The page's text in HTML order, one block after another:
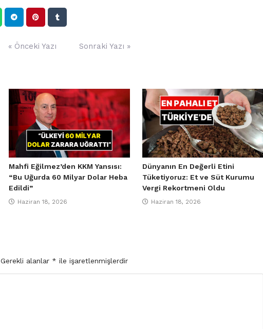
« Önceki Yazı Sonraki Yazı »
Mahfi Eğilmez’den KKM Yansısı:
“Bu Uğurda 60 Milyar Dolar Heba
Edildi”
Haziran 18, 2026
Dünyanın En Değerli Etini
Tüketiyoruz: Et ve Süt Kurumu
Vergi Rekortmeni Oldu
Haziran 18, 2026
Gerekli alanlar * ile işaretlenmişlerdir